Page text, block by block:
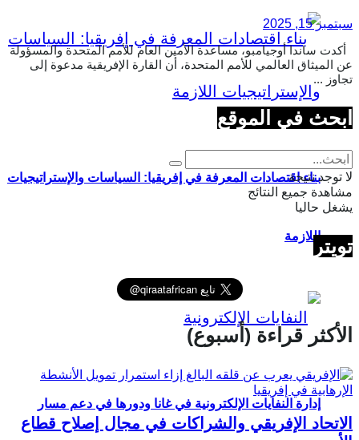
بناء اقتصادات المعرفة في إفريقيا: السياسات والإستراتيجيات
اللازمة
إدارة النفايات الإلكترونية في غانا ودورها في دعم مسار
سبتمبر 15, 2025
أكدت ساندا أوجيامبو، مساعدة الأمين العام للأمم المتحدة والمسؤولة
عن الميثاق العالمي للأمم المتحدة، أن القارة الإفريقية مدعوة إلى
تجاوز ...
ابحث في الموقع
لا توجد نتيجة
مشاهدة جميع النتائج
يشغل حاليا
تويتر
الأكثر قراءة (أسبوع)
الاتحاد الإفريقي والشراكات في مجال إصلاح قطاع